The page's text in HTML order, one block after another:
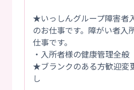
★いっしんグループ障害者
のお仕事です。障がい者入
仕事です。
・入所者様の健康管理全般
★ブランクのある方歓迎変
し